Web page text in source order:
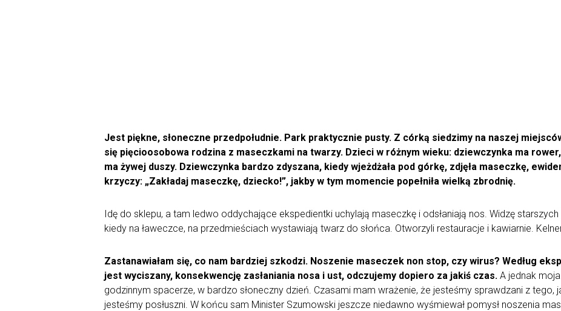
Jest piękne, słoneczne przedpołudnie. Park praktycznie pusty. Z córką siedzimy na naszej
się pięcioosobowa rodzina z maseczkami na twarzy. Dzieci w różnym wieku: dziewczynka ma
ma żywej duszy. Dziewczynka bardzo zdyszana, kiedy wjeżdżała pod górkę, zdjęła maseczkę,
krzyczy: „Zakładaj maseczkę, dziecko!”, jakby w tym momencie popełniła wielką zbrodnię.
Idę do sklepu, a tam ledwo oddychające ekspedientki uchylają maseczkę i odsłaniają nos. Widzę
kiedy na ławeczce, na przedmieściach wystawiają twarz do słońca. Otworzyli restauracje i kawiarnie.
Zastanawiałam się, co nam bardziej szkodzi. Noszenie maseczek non stop, czy wirus? Według
jest wyciszany, konsekwencję zasłaniania nosa i ust, odczujemy dopiero za jakiś czas. A jednak
godzinnym spacerze, w bardzo słoneczny dzień. Czasami mam wrażenie, że jesteśmy sprawdzani z tego,
jesteśmy posłuszni. W końcu sam Minister Szumowski jeszcze niedawno wyśmiewał pomysł noszenia